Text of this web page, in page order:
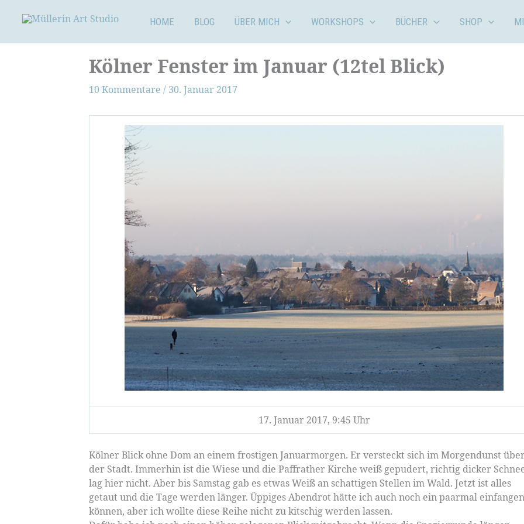
Inhalt
HOME BLOG ÜBER MICH WORKSHOPS BÜCHER SHOP
Kölner Fenster im Januar (12tel Blick)
10 Kommentare / 30. Januar 2017
17. Januar 2017, 9:45 Uhr
Kölner Blick ohne Dom an einem frostigen Januarmorgen. Er versteckt sich im Morgendunst über
der Stadt. Immerhin ist die Wiese und die Paffrather Kirche weiß gepudert, richtig dicker
lag hier nicht. Aber bis Samstag gab es etwas Weiß an schattigen Stellen im Wald. Jetzt ist alles
getaut und die Tage werden länger. Üppiges Abendrot hätte ich auch noch ein paarmal einfangen
können, aber ich wollte diese Reihe nicht zu kitschig werden lassen.